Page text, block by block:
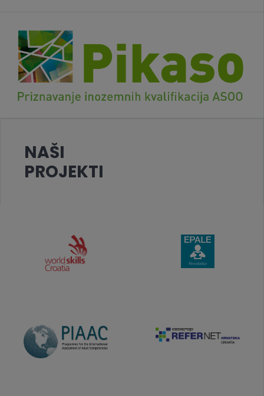
NAŠI
PROJEKTI